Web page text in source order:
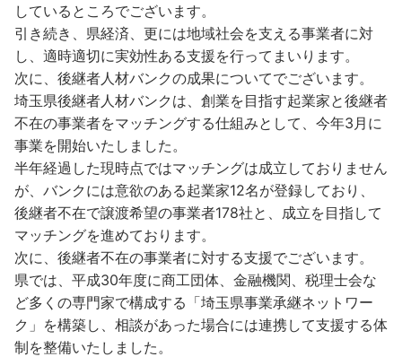
しているところでございます。
引き続き、県経済、更には地域社会を支える事業者に対
し、適時適切に実効性ある支援を行ってまいります。
次に、後継者人材バンクの成果についてでございます。
埼玉県後継者人材バンクは、創業を目指す起業家と後継者
不在の事業者をマッチングする仕組みとして、今年3月に
事業を開始いたしました。
半年経過した現時点ではマッチングは成立しておりません
が、バンクには意欲のある起業家12名が登録しており、
後継者不在で譲渡希望の事業者178社と、成立を目指して
マッチングを進めております。
次に、後継者不在の事業者に対する支援でございます。
県では、平成30年度に商工団体、金融機関、税理士会な
ど多くの専門家で構成する「埼玉県事業承継ネットワー
ク」を構築し、相談があった場合には連携して支援する体
制を整備いたしました。